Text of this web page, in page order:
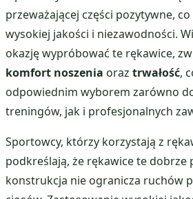
przeważającej części pozytywne,
wysokiej jakości i niezawodności.
okazję wypróbować te rękawice,
komfort noszenia oraz trwałość,
odpowiednim wyborem zarówno
treningów, jak i profesjonalnych
Sportowcy, którzy korzystają z
podkreślają, że rękawice te dobrze
konstrukcja nie ogranicza ruchów